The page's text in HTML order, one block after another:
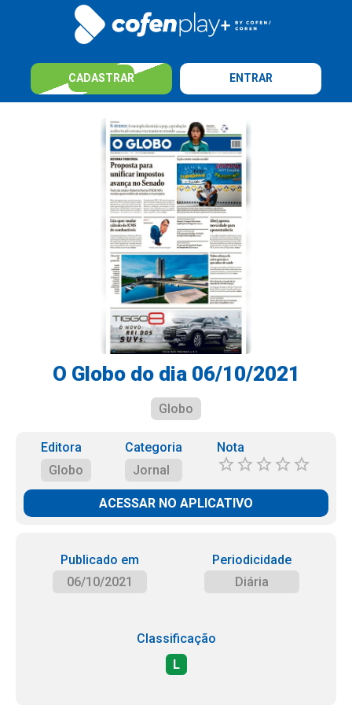
CADASTRAR ENTRAR
O Globo do dia 06/10/2021
Globo
Editora
Globo
Categoria
Jornal
Nota
ACESSAR NO APLICATIVO
Publicado em
06/10/2021
Periodicidade
Diária
Classificação
L